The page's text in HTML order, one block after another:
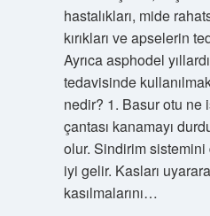
hastalıkları, mide
kırıkları ve apselerin
Ayrıca asphodel
tedavisinde
nedir? 1. Basur otu ne
çantası kanamayı
olur. Sindirim sistemini
iyi gelir. Kasları
kasılmalarını…